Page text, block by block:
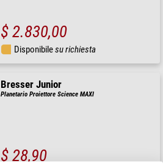
$ 2.830,00
Disponibilesu richiesta
Bresser Junior
Planetario Proiettore Science MAXI
$ 28,90